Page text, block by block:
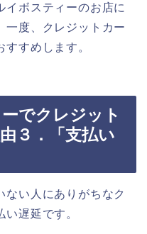
イボスティーのお店に
一度、クレジットカー
すめします。
でクレジット
３．「支払い
ない人にありがちなク
遅延です。